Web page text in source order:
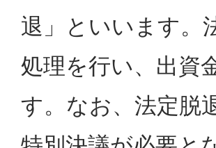
退」といいます。
処理を行い、出資
す。なお、法定脱